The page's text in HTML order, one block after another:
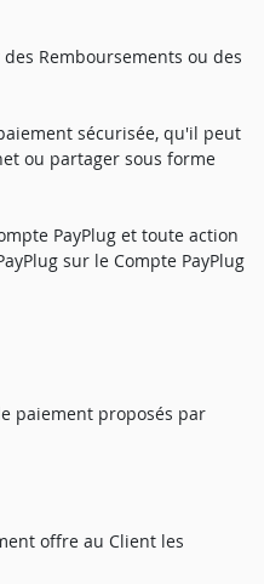
Remboursements ou des
sécurisée, qu'il peut
ou partager sous forme
PayPlug et toute action
sur le Compte PayPlug
paiement proposés par
offre au Client les